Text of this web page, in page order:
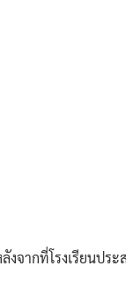
งจากที่โรงเรียนปร